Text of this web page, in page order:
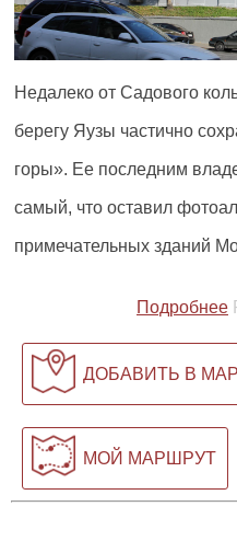
Недалеко от Садового
берегу Яузы частично
горы». Ее последним
самый, что оставил
примечательных зданий
Подробнее
ДОБАВИТЬ В
МОЙ МАРШРУТ